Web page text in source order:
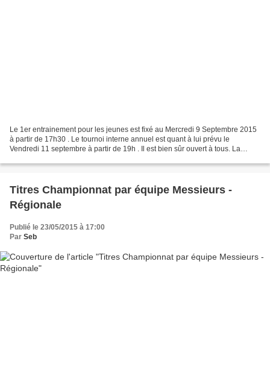
Le 1er entrainement pour les jeunes est fixé au Mercredi 9 Septembre 2015
à partir de 17h30 . Le tournoi interne annuel est quant à lui prévu le
Vendredi 11 septembre à partir de 19h . Il est bien sûr ouvert à tous. La
Titres Championnat par équipe Messieurs -
Régionale
Publié le 23/05/2015 à 17:00
Par Seb